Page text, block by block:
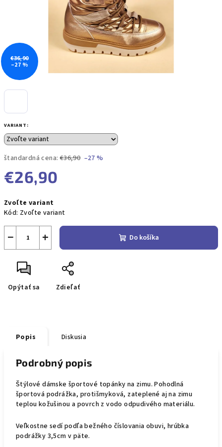
VARIANT:
štandardná cena: €36,90 –27 %
€26,90
cena:
Zvoľte variant
Kód: Zvoľte variant
+
− Do košíka
Opýtať sa Zdieľať
€36,90
–27 %
Popis Diskusia
Podrobný popis
Štýlové dámske športové topánky na zimu. Pohodlná
športová podrážka, protišmyková, zateplené aj na zimu
teplou kožušinou a povrch z vodo odpudivého materiálu.
Veľkostne sedí podľa bežného číslovania obuvi, hrúbka
podrážky 3,5cm v päte.